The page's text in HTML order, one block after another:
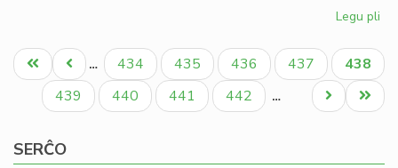
Legu pli
de
Pagination
Unua
paĝo
Antaŭa
paĝo
… Paĝo
434 Paĝo
435 Paĝo
436 Paĝo
437
Aktuala
paĝo
438
Paĝo
439 Paĝo
440 Paĝo
441 Paĝo
442 …
Last
page
Next
page
SERĈO